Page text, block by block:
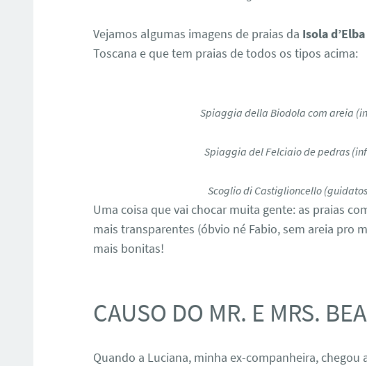
Vejamos algumas imagens de praias da Isola d’Elba
Toscana e que tem praias de todos os tipos acima:
Spiaggia della Biodola com areia
Spiaggia del Felciaio de pedras
Scoglio di Castiglioncello
Uma coisa que vai chocar muita gente: as praias
mais transparentes (óbvio né Fabio, sem areia pro
mais bonitas!
CAUSO DO MR. E MRS.
Quando a Luciana, minha ex-companheira, chegou